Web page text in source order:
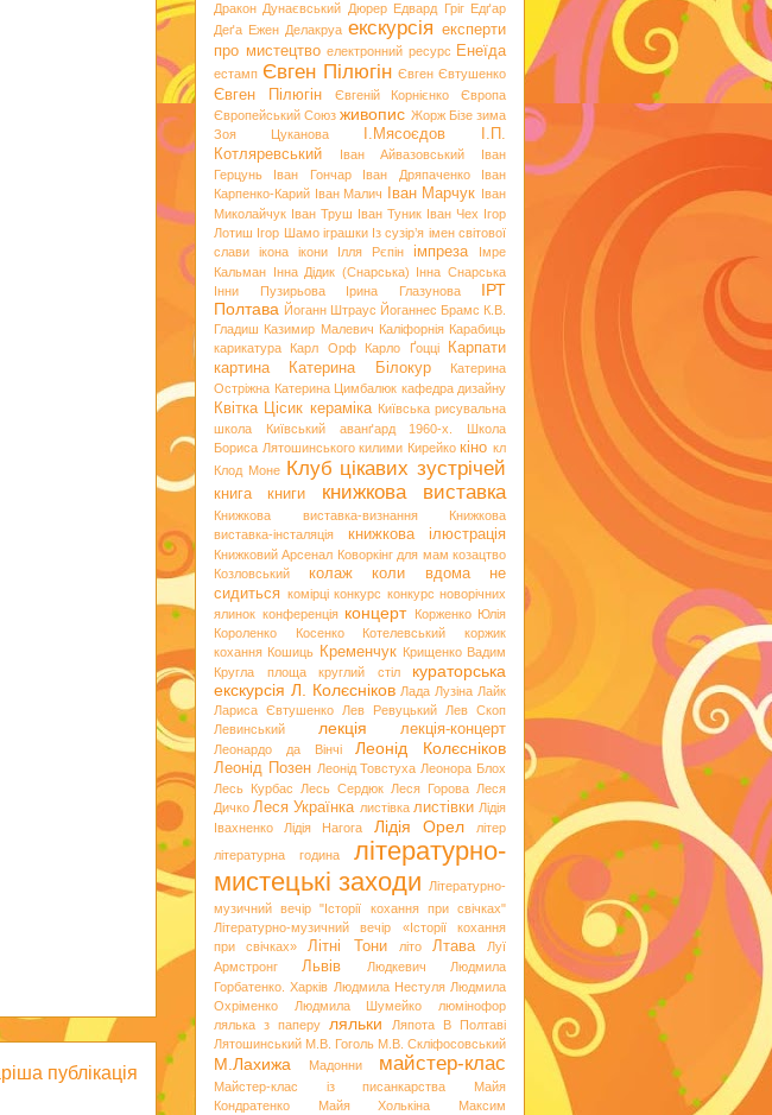
публікація
Дракон Дунаєвський Дюрер Едвард Гріг Едґар
Деґа Ежен Делакруа екскурсія експерти
про мистецтво електронний ресурс Енеїда
естамп Євген Пілюгін Євген Євтушенко
Євген Пілюгін Євгеній Корнієнко
Європа
Європейський Союз живопис Жорж Бізе зима
Зоя Цуканова
І.Мясоєдов
І.П.
Котляревський
Іван Айвазовський
Іван
Герцунь
Іван Гончар Іван Дряпаченко
Іван
Карпенко-Карий Іван Малич Іван Марчук Іван
Миколайчук Іван Труш Іван Туник Іван Чех Ігор
Лотиш Ігор Шамо іграшки Із сузір’я імен світової
слави
ікона ікони Ілля Рєпін імпреза
Імре
Кальман Інна Дідик (Снарська) Інна Снарська
Інни Пузирьова
Ірина Глазунова
ІРТ
Полтава Йоганн Штраус Йоганнес Брамс К.В.
Гладиш Казимир Малевич Каліфорнія Карабиць
карикатура
Карл Орф Карло Ґоцці
Карпати
картина
Катерина Білокур
Катерина
Остріжна Катерина Цимбалюк кафедра дизайну
Квітка Цісик кераміка Київська рисувальна
школа
Київський аванґард 1960-х. Школа
Бориса Лятошинського килими Кирейко кіно кл
Клод Моне
Клуб цікавих зустрічей
книга книги книжкова виставка
Книжкова виставка-визнання
Книжкова
виставка-інсталяція
книжкова ілюстрація
Книжковий Арсенал Коворкінг для мам козацтво
Козловський
колаж
коли вдома не
сидиться комірці конкурс конкурс новорічних
ялинок конференція концерт
Корженко Юлія
Короленко
Косенко
Котелевський коржик
кохання Кошиць Кременчук Крищенко Вадим
Кругла площа
круглий стіл
кураторська
екскурсія Л. Колєсніков Лада Лузіна Лайк
Лариса Євтушенко
Лев Ревуцький
Лев Скоп
Левинський
лекція лекція-концерт
Леонардо да Вінчі Леонід Колєсніков
Леонід Позен Леонід Товстуха Леонора Блох
Лесь Курбас
Лесь Сердюк Леся Горова Леся
Дичко Леся Українка листівка листівки Лідія
Івахненко
Лідія Нагога Лідія Орел
літер
літературна година
літературно-
мистецькі заходи
Літературно-
музичний вечір "Історії кохання при свічках"
Літературно-музичний вечір «Історії кохання
при свічках»
Літні Тони літо Лтава
Луї
Армстронг
Львів Людкевич
Людмила
Горбатенко. Харків Людмила Нестуля Людмила
Охріменко
Людмила Шумейко
люмінофор
лялька з паперу
ляльки
Ляпота В Полтаві
Лятошинський М.В. Гоголь М.В. Скліфосовський
М.Лахижа Мадонни майстер-клас
Майстер-клас із писанкарства
Майя
Кондратенко
Майя Холькіна
Максим